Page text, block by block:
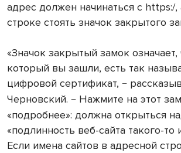
адрес должен начинаться с https:/
строке стоять значок закрытого
«Значок закрытый замок означает,
который вы зашли, есть так
цифровой сертификат, −
Черновский. − Нажмите на этот
«подробнее»: должна открыться
«подлинность веб-сайта такого-то
Если имена сайтов в адресной